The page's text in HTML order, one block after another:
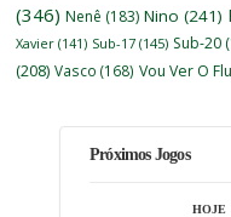
(346) Nenê (183) Nino (241)
Xavier (141) Sub-17 (145) Sub-20
(208) Vasco (168) Vou Ver O
Próximos Jogos
HOJE